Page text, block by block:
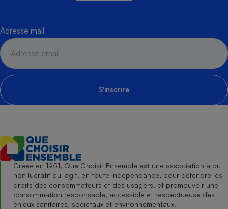
Adresse mail
S'inscrire
Créée en 1951, Que Choisir Ensemble est une association à but
non lucratif qui agit, en toute indépendance, pour défendre les
droits des consommateurs et des usagers, et promouvoir une
consommation responsable, accessible et respectueuse des
enjeux sanitaires, sociétaux et environnementaux.